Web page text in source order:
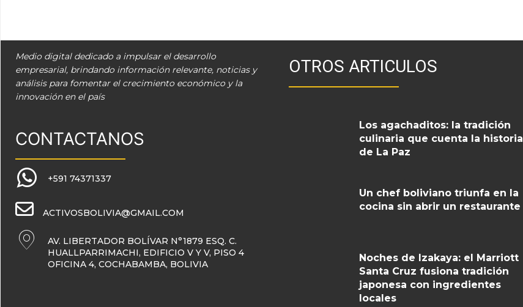
Medio digital dedicado a impulsar el desarrollo
empresarial, brindando información relevante, noticias y
análisis para fomentar el crecimiento económico y la
innovación en el país
CONTACTANOS
+591 74371337
ACTIVOSBOLIVIA@GMAIL.COM
AV. LIBERTADOR BOLÍVAR N°1879 ESQ. C.
HUALLPARRIMACHI, EDIFICIO V Y V, PISO 4
OFICINA 4, COCHABAMBA, BOLIVIA
OTROS ARTICULOS
Los agachaditos: la tradición
culinaria que cuenta la historia
de La Paz
Un chef boliviano triunfa en la
cocina sin abrir un restaurante
Noches de Izakaya: el Marriott
Santa Cruz fusiona tradición
japonesa con ingredientes
locales